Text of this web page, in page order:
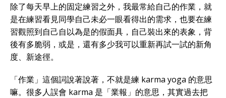
除了每天早上的固定練習之外，我最常給自己的作業，就
是在練習看見同學自己未必一眼看得出的需求，也要在練
習觀照到自己自以為是的假面具，自己裝出來的表象，背
後有多脆弱，或是，還有多少我可以重新再試一試的新角
度、新途徑。
「作業」這個詞說著說著，不就是練 karma yoga 的意思
嘛。很多人誤會 karma 是「業報」的意思，其實過去把